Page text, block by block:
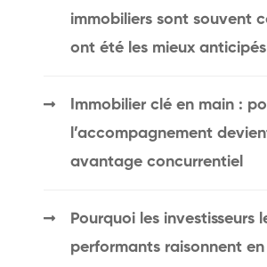
immobiliers sont souvent
ont été les mieux anticipés
Immobilier clé en main :
l’accompagnement
avantage concurrentiel
Pourquoi les investisseurs
performants raisonnent en